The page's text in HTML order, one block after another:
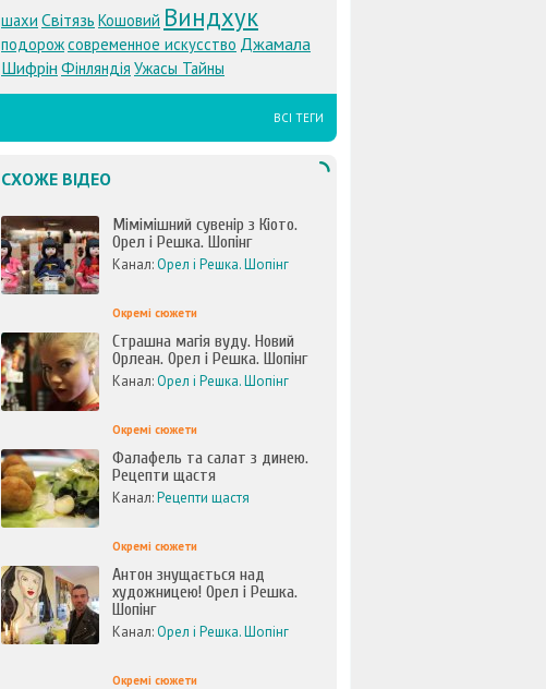
шахи Світязь Кошовий Виндхук
подорожсовременное искусство Джамала
Шифрін Фінляндія Ужасы Тайны
ВСІ ТЕГИ
СХОЖЕ ВІДЕО
Мімімішний сувенір з Кіото.
Орел і Решка. Шопінг
Канал:Орел і Решка. Шопінг
Окремі сюжети
Страшна магія вуду. Новий
Орлеан. Орел і Решка. Шопінг
Канал:Орел і Решка. Шопінг
Окремі сюжети
Фалафель та салат з динею.
Рецепти щастя
Канал:Рецепти щастя
Окремі сюжети
Антон знущається над
художницею! Орел і Решка.
Шопінг
Канал:Орел і Решка. Шопінг
Окремі сюжети